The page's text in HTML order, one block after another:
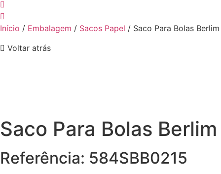
Início / Embalagem / Sacos Papel / Saco Para Bolas Berlim
Voltar atrás
Saco Para Bolas Berlim
Referência: 584SBB0215